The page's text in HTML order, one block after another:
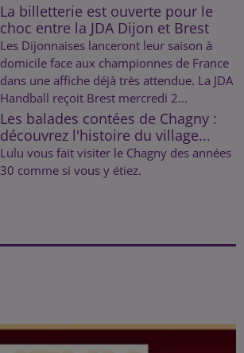
La billetterie est ouverte pour le
choc entre la JDA Dijon et Brest
Les Dijonnaises lanceront leur saison à
domicile face aux championnes de France
dans une affiche déjà très attendue. La JDA
Handball reçoit Brest mercredi 2...
Les balades contées de Chagny :
découvrez l'histoire du village...
Lulu vous fait visiter le Chagny des années
30 comme si vous y étiez.